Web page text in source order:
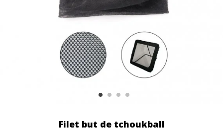
Filet but de tchoukball